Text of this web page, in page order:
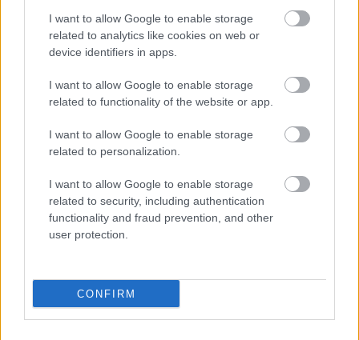
I want to allow Google to enable storage
related to analytics like cookies on web or
device identifiers in apps.
I want to allow Google to enable storage
related to functionality of the website or app.
I want to allow Google to enable storage
related to personalization.
I want to allow Google to enable storage
related to security, including authentication
functionality and fraud prevention, and other
user protection.
CONFIRM
Barcelona, Yangel Herrera y
Jeison Murillo volvieron a LaLiga...
Analizamos estos movimientos en
clave Comunio.
Rayo: Maras refuerza la defensa y Sergi Guardiola, la
delantera
Rayo cerró el mercado estival con las incorporaciones del
defensa Nikola Maras, cedido por el Almería, y el delantero
Sergi Guardiola, cedido por el Real Valladolid.
temporadas en el Almería, jugando un total de 66 partidos
con 3 goles en su haber y 4,42 puntos de media en
comuniodesegunda.es. Es un central fiable en los duelos y